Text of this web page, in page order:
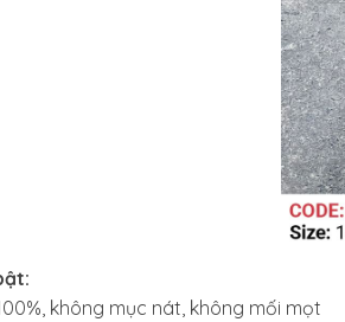
không mục nát, không mối mọt